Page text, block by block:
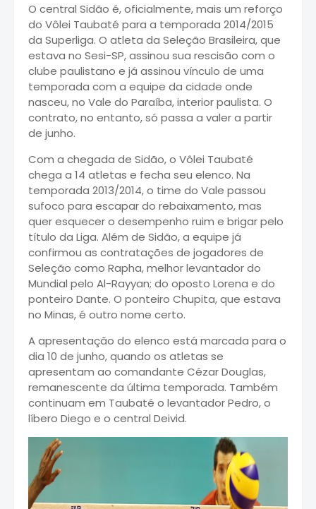
O central Sidão é, oficialmente, mais um reforço
do Vôlei Taubaté para a temporada 2014/2015
da Superliga. O atleta da Seleção Brasileira, que
estava no Sesi-SP, assinou sua rescisão com o
clube paulistano e já assinou vínculo de uma
temporada com a equipe da cidade onde
nasceu, no Vale do Paraíba, interior paulista. O
contrato, no entanto, só passa a valer a partir
de junho.
Com a chegada de Sidão, o Vôlei Taubaté
chega a 14 atletas e fecha seu elenco. Na
temporada 2013/2014, o time do Vale passou
sufoco para escapar do rebaixamento, mas
quer esquecer o desempenho ruim e brigar pelo
título da Liga. Além de Sidão, a equipe já
confirmou as contratações de jogadores de
Seleção como Rapha, melhor levantador do
Mundial pelo Al-Rayyan; do oposto Lorena e do
ponteiro Dante. O ponteiro Chupita, que estava
no Minas, é outro nome certo.
A apresentação do elenco está marcada para o
dia 10 de junho, quando os atletas se
apresentam ao comandante Cézar Douglas,
remanescente da última temporada. Também
continuam em Taubaté o levantador Pedro, o
líbero Diego e o central Deivid.